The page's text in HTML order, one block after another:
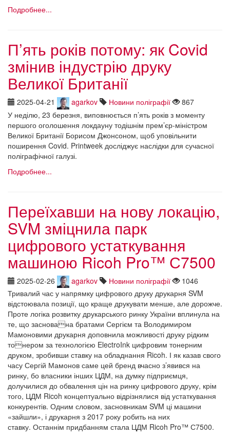
Подробнее...
П’ять років потому: як Covid
змінив індустрію друку
Великої Британії
2025-04-21 agarkov Новини поліграфії
867
У неділю, 23 березня, виповнюється п’ять років з моменту
першого оголошення локдауну тодішнім прем’єр-міністром
Великої Британії Борисом Джонсоном, щоб уповільнити
поширення Covid. Printweek досліджує наслідки для сучасної
поліграфічної галузі.
Подробнее...
Переїхавши на нову локацію,
SVM зміцнила парк
цифрового устаткування
машиною Ricoh Pro™ С7500
2025-02-26 agarkov Новини поліграфії
1046
Тривалий час у напрямку цифрового друку друкарня SVM
відстоювала позиції, що краще друкувати менше, але дорожче.
Проте логіка розвитку друкарського ринку України вплинула на
те, що заснована братами Сергієм та Володимиром
Мамоновими друкарня доповнила можливості друку рідким
тонером за технологією ElectroInk цифровим тонерним
друком, зробивши ставку на обладнання Ricoh. І як казав свого
часу Сергій Мамонов саме цей бренд вчасно з’явився на
ринку, бо власники інших ЦДМ, на думку підприємця,
долучилися до обвалення цін на ринку цифрового друку, крім
того, ЦДМ Ricoh концептуально відрізнялися від устаткування
конкурентів. Одним словом, засновникам SVM ці машини
«зайшли», і друкарня з 2017 року робить на них
ставку. Останнім придбанням стала ЦДМ Ricoh Pro™ С7500.